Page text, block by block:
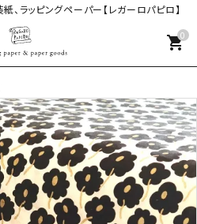
ラッピングペーパー【レガーロパピロ】
0
shopping_cart